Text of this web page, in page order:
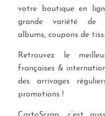
votre boutique en
grande variété de
albums, coupons de
Retrouvez le
françaises &
des arrivages
promotions !